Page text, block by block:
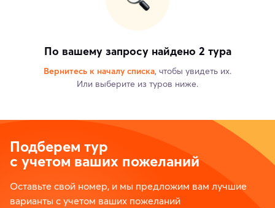
По вашему запросу найдено 2 тура
Вернитесь к началу списка, чтобы увидеть их.
Или выберите из туров ниже.
Подберем тур
с учетом ваших пожеланий
Оставьте свой номер, и мы предложим вам лучшие
варианты с учетом ваших пожеланий